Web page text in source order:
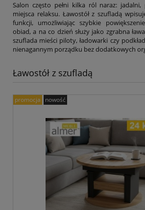
Salon często pełni kilka ról naraz:
miejsca relaksu. Ławostół z szufladą
funkcji, umożliwiając szybkie
obiad, a na co dzień służy jako zgrabna
szuflada mieści piloty, ładowarki czy
nienagannym porządku bez dodatkowych
Ławostół z szufladą
promocja nowość